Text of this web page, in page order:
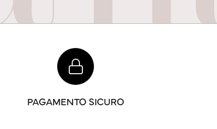
PAGAMENTO SICURO